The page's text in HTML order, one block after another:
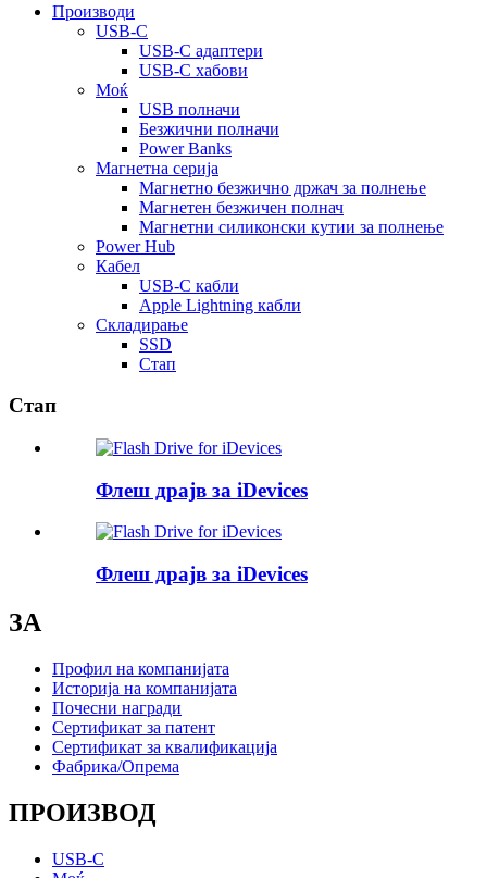
Производи
USB-C
USB-C адаптери
USB-C хабови
Моќ
USB полначи
Безжични полначи
Power Banks
Магнетна серија
Магнетно безжично држач за полнење
Магнетен безжичен полнач
Магнетни силиконски кутии за полнење
Power Hub
Кабел
USB-C кабли
Apple Lightning кабли
Складирање
SSD
Стап
Стап
Флеш драјв за iDevices
Флеш драјв за iDevices
ЗА
Профил на компанијата
Историја на компанијата
Почесни награди
Сертификат за патент
Сертификат за квалификација
Фабрика/Опрема
ПРОИЗВОД
USB-C